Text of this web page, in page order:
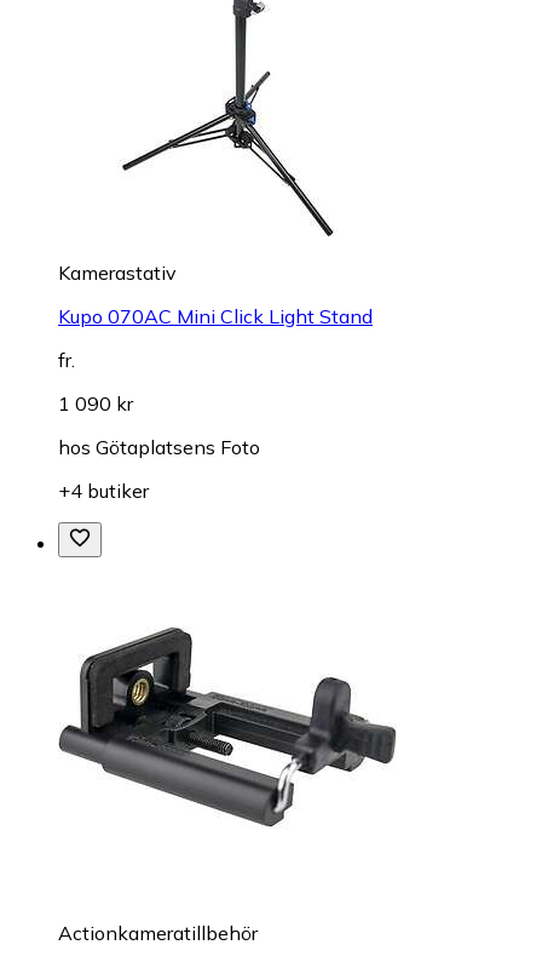
Kamerastativ
Kupo 070AC Mini Click Light Stand
fr.
1 090 kr
hos Götaplatsens Foto
+4 butiker
Actionkameratillbehör